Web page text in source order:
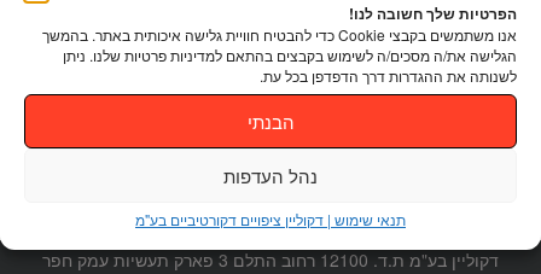
הפרטיות שלך חשובה לנו!
אנו משתמשים בקבצי Cookie כדי להבטיח חוויית גלישה איכותית באתר. בהמשך
הגלישה את/ה מסכים/ה לשימוש בקבצים בהתאם למדיניות פרטיות שלנו. ניתן
לשנותה את ההגדרות דרך הדפדפן בכל עת.
הבנתי
נהל העדפות
תנאי שימוש | דקוליין ציפויים דקורטיביים בע"מ
דקוליין בע"מ ת.ד. 12100 רחוב התלם 3 פארק תעשיות עמק חפר